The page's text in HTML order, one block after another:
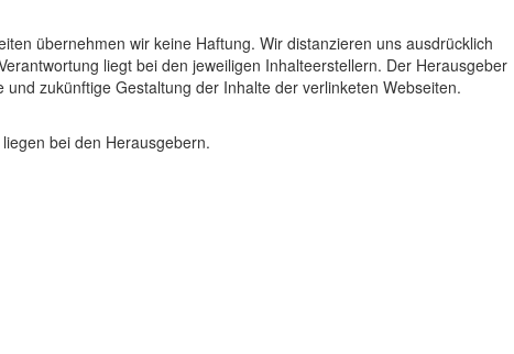
übernehmen wir keine Haftung. Wir distanzieren uns ausdrücklich
liegt bei den jeweiligen Inhalteerstellern. Der Herausgeber
und zukünftige Gestaltung der Inhalte der verlinketen Webseiten.
bei den Herausgebern.